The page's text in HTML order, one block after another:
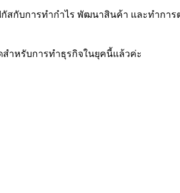
กับการทำกำไร พัฒนาสินค้า และทำการ
ำหรับการทำธุรกิจในยุคนี้แล้วค่ะ